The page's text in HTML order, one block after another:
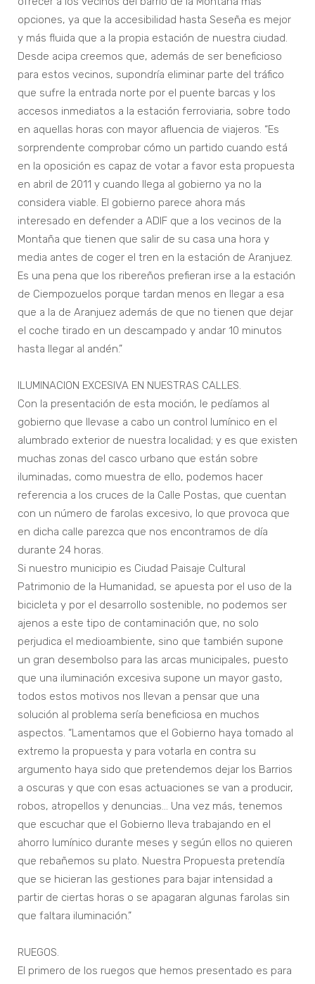
opciones, ya que la accesibilidad hasta Seseña es mejor
y más fluida que a la propia estación de nuestra ciudad.
Desde acipa creemos que, además de ser beneficioso
para estos vecinos, supondría eliminar parte del tráfico
que sufre la entrada norte por el puente barcas y los
accesos inmediatos a la estación ferroviaria, sobre todo
en aquellas horas con mayor afluencia de viajeros. “Es
sorprendente comprobar cómo un partido cuando está
en la oposición es capaz de votar a favor esta propuesta
en abril de 2011 y cuando llega al gobierno ya no la
considera viable. El gobierno parece ahora más
interesado en defender a ADIF que a los vecinos de la
Montaña que tienen que salir de su casa una hora y
media antes de coger el tren en la estación de Aranjuez.
Es una pena que los ribereños prefieran irse a la estación
de Ciempozuelos porque tardan menos en llegar a esa
que a la de Aranjuez además de que no tienen que dejar
el coche tirado en un descampado y andar 10 minutos
hasta llegar al andén.”
ILUMINACION EXCESIVA EN NUESTRAS CALLES.
Con la presentación de esta moción, le pedíamos al
gobierno que llevase a cabo un control lumínico en el
alumbrado exterior de nuestra localidad; y es que existen
muchas zonas del casco urbano que están sobre
iluminadas, como muestra de ello, podemos hacer
referencia a los cruces de la Calle Postas, que cuentan
con un número de farolas excesivo, lo que provoca que
en dicha calle parezca que nos encontramos de día
durante 24 horas.
Si nuestro municipio es Ciudad Paisaje Cultural
Patrimonio de la Humanidad, se apuesta por el uso de la
bicicleta y por el desarrollo sostenible, no podemos ser
ajenos a este tipo de contaminación que, no solo
perjudica el medioambiente, sino que también supone
un gran desembolso para las arcas municipales, puesto
que una iluminación excesiva supone un mayor gasto,
todos estos motivos nos llevan a pensar que una
solución al problema sería beneficiosa en muchos
aspectos. “Lamentamos que el Gobierno haya tomado al
extremo la propuesta y para votarla en contra su
argumento haya sido que pretendemos dejar los Barrios
a oscuras y que con esas actuaciones se van a producir,
robos, atropellos y denuncias... Una vez más, tenemos
que escuchar que el Gobierno lleva trabajando en el
ahorro lumínico durante meses y según ellos no quieren
que rebañemos su plato. Nuestra Propuesta pretendía
que se hicieran las gestiones para bajar intensidad a
partir de ciertas horas o se apagaran algunas farolas sin
que faltara iluminación.”
RUEGOS.
El primero de los ruegos que hemos presentado es para